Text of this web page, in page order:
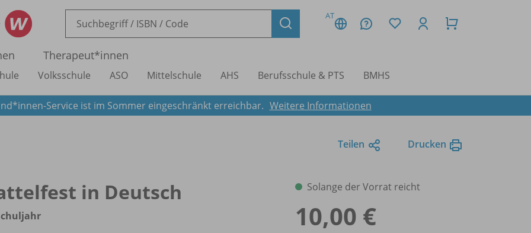
AT
Therapeut*innen
Volksschule ASO Mittelschule AHS Berufsschule & PTS BMHS
Service ist im Sommer eingeschränkt erreichbar. Weitere Informationen
Teilen Drucken
in Deutsch Solange der Vorrat reicht
10,00 €